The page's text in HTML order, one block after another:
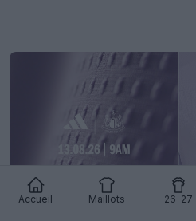
Accueil Maillots 26-27